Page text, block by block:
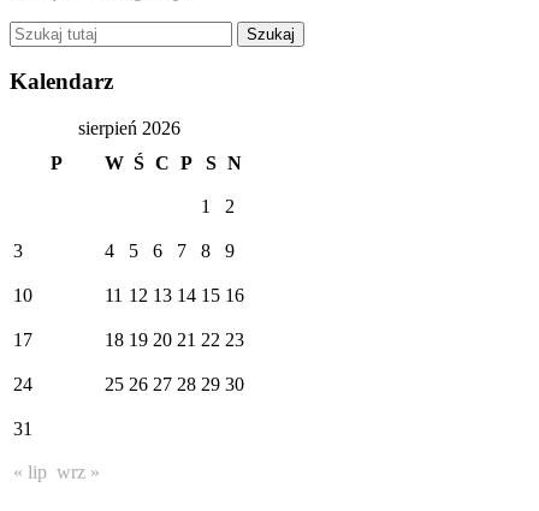
Kalendarz
sierpień 2026
P
W Ś C P S N
1 2
3 4 5 6 7 8 9
10 11 12 13 14 15 16
17 18 19 20 21 22 23
24 25 26 27 28 29 30
31
« lip wrz »